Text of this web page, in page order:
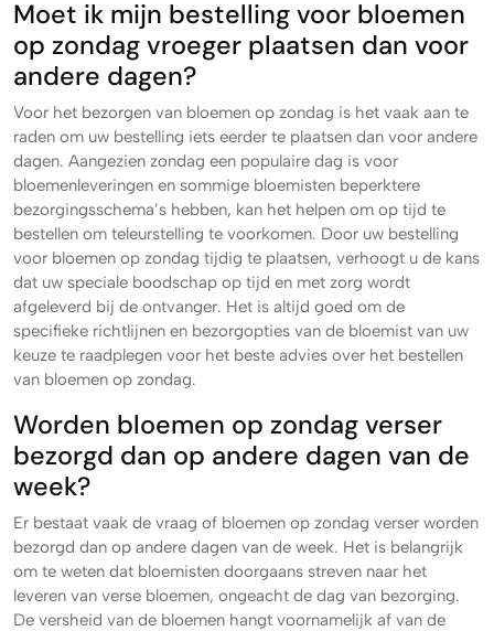
Moet ik mijn bestelling voor bloemen
op zondag vroeger plaatsen dan voor
andere dagen?
Voor het bezorgen van bloemen op zondag is het vaak aan te
raden om uw bestelling iets eerder te plaatsen dan voor andere
dagen. Aangezien zondag een populaire dag is voor
bloemenleveringen en sommige bloemisten beperktere
bezorgingsschema’s hebben, kan het helpen om op tijd te
bestellen om teleurstelling te voorkomen. Door uw bestelling
voor bloemen op zondag tijdig te plaatsen, verhoogt u de kans
dat uw speciale boodschap op tijd en met zorg wordt
afgeleverd bij de ontvanger. Het is altijd goed om de
specifieke richtlijnen en bezorgopties van de bloemist van uw
keuze te raadplegen voor het beste advies over het bestellen
van bloemen op zondag.
Worden bloemen op zondag verser
bezorgd dan op andere dagen van de
week?
Er bestaat vaak de vraag of bloemen op zondag verser worden
bezorgd dan op andere dagen van de week. Het is belangrijk
om te weten dat bloemisten doorgaans streven naar het
leveren van verse bloemen, ongeacht de dag van bezorging.
De versheid van de bloemen hangt voornamelijk af van de